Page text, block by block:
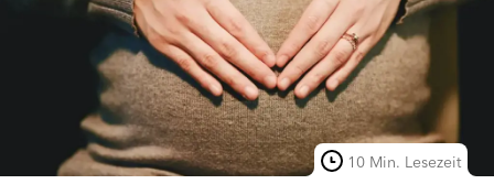
10 Min. Lesezeit